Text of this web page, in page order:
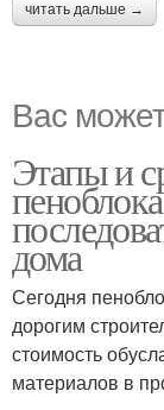
читать дальше →
Вас
Этапы и
дома
Сегодня
дорогим
стоимость
материалов в